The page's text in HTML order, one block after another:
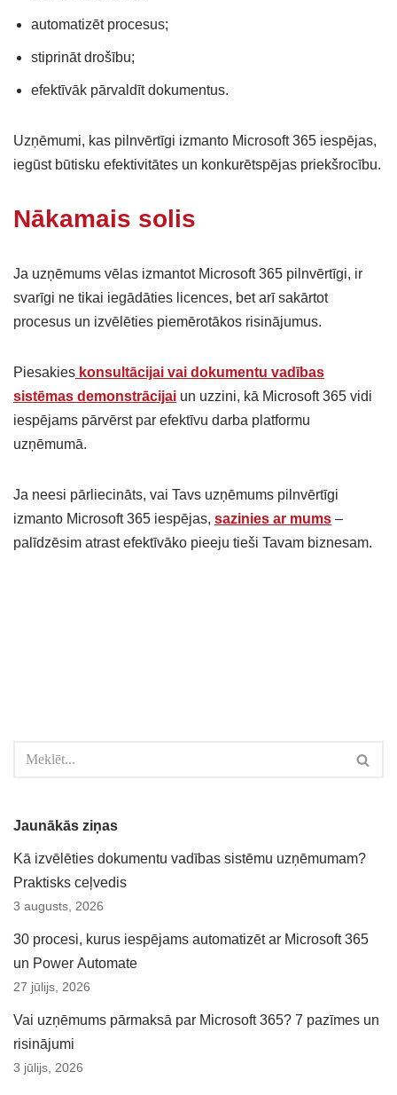
automatizēt procesus;
stiprināt drošību;
efektīvāk pārvaldīt dokumentus.
Uzņēmumi, kas pilnvērtīgi izmanto Microsoft 365 iespējas,
iegūst būtisku efektivitātes un konkurētspējas priekšrocību.
Nākamais solis
Ja uzņēmums vēlas izmantot Microsoft 365 pilnvērtīgi, ir
svarīgi ne tikai iegādāties licences, bet arī sakārtot
procesus un izvēlēties piemērotākos risinājumus.
Piesakies konsultācijai vai dokumentu vadības
sistēmas demonstrācijai un uzzini, kā Microsoft 365 vidi
iespējams pārvērst par efektīvu darba platformu
uzņēmumā.
Ja neesi pārliecināts, vai Tavs uzņēmums pilnvērtīgi
izmanto Microsoft 365 iespējas, sazinies ar mums –
palīdzēsim atrast efektīvāko pieeju tieši Tavam biznesam.
Jaunākās ziņas
Kā izvēlēties dokumentu vadības sistēmu uzņēmumam?
Praktisks ceļvedis
3 augusts, 2026
30 procesi, kurus iespējams automatizēt ar Microsoft 365
un Power Automate
27 jūlijs, 2026
Vai uzņēmums pārmaksā par Microsoft 365? 7 pazīmes un
risinājumi
3 jūlijs, 2026